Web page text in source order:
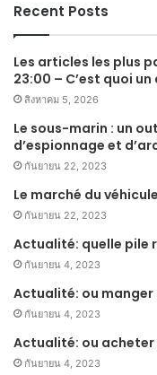
Recent Posts
Les articles les plus
23:00 – C’est quoi
สิงหาคม 5, 2026
Le sous-marin : un
d’espionnage et
กันยายน 22, 2023
Le marché du
กันยายน 22, 2023
Actualité: quelle pile
กันยายน 4, 2023
Actualité: ou manger
กันยายน 4, 2023
Actualité: ou
กันยายน 4, 2023